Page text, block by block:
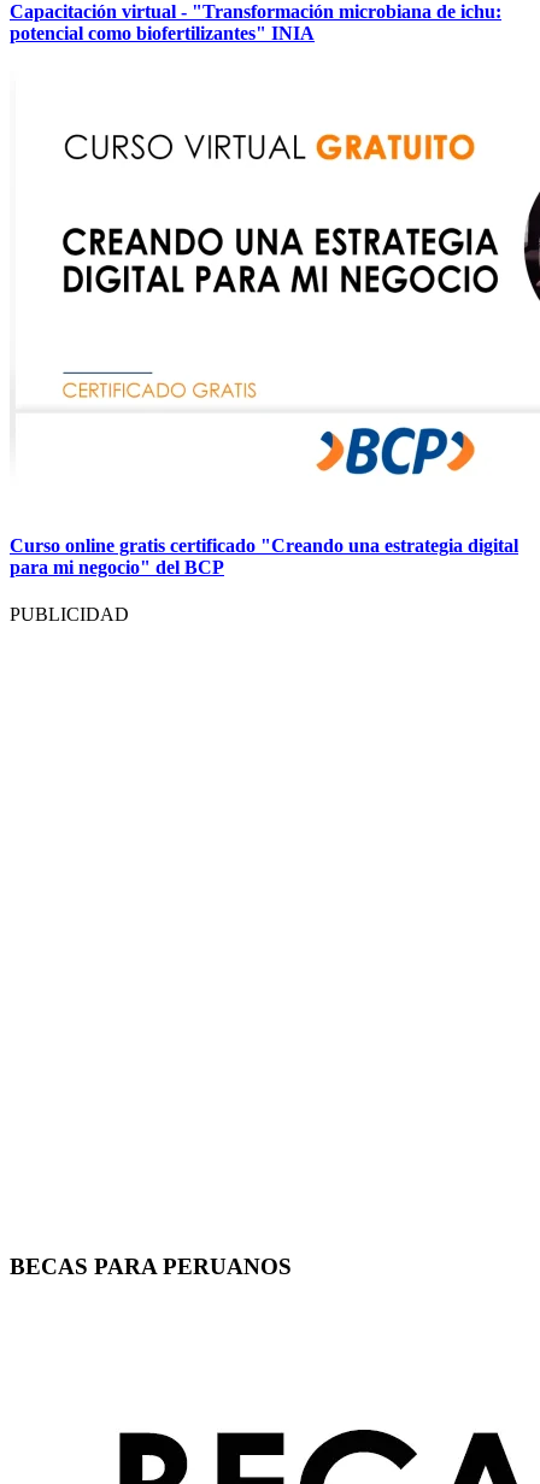
Capacitación virtual - "Transformación microbiana de ichu:
potencial como biofertilizantes" INIA
Curso online gratis certificado "Creando una estrategia digital
para mi negocio" del BCP
PUBLICIDAD
BECAS PARA PERUANOS